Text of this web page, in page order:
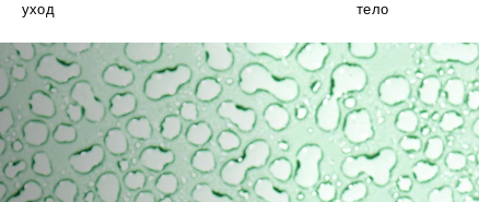
уход тело